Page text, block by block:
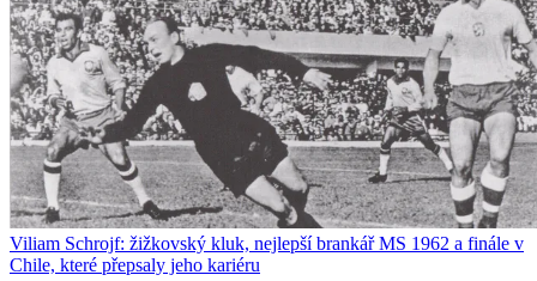
Viliam Schrojf: žižkovský kluk, nejlepší brankář MS 1962 a finále v
Chile, které přepsaly jeho kariéru